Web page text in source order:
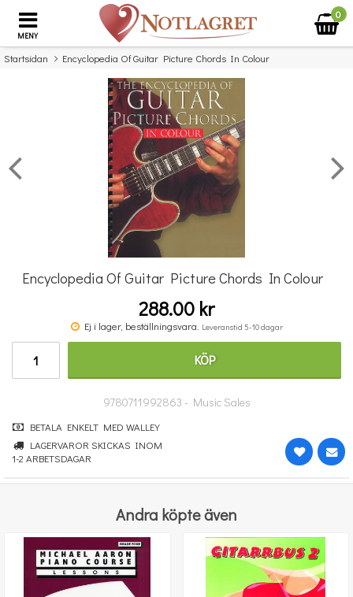
MENY
0
Startsidan Encyclopedia Of Guitar Picture Chords In Colour
Missa inte detta...
The Easiest Guitar Case Chordbook
Encyclopedia Of Guitar Picture Chords In Colour
288.00 kr
Ej i lager, beställningsvara. Leveranstid 5-10 dagar
KÖP
9780711992863 - Music Sales
BETALA ENKELT MED WALLEY
LAGERVAROR SKICKAS INOM
1-2 ARBETSDAGAR
Andra köpte även